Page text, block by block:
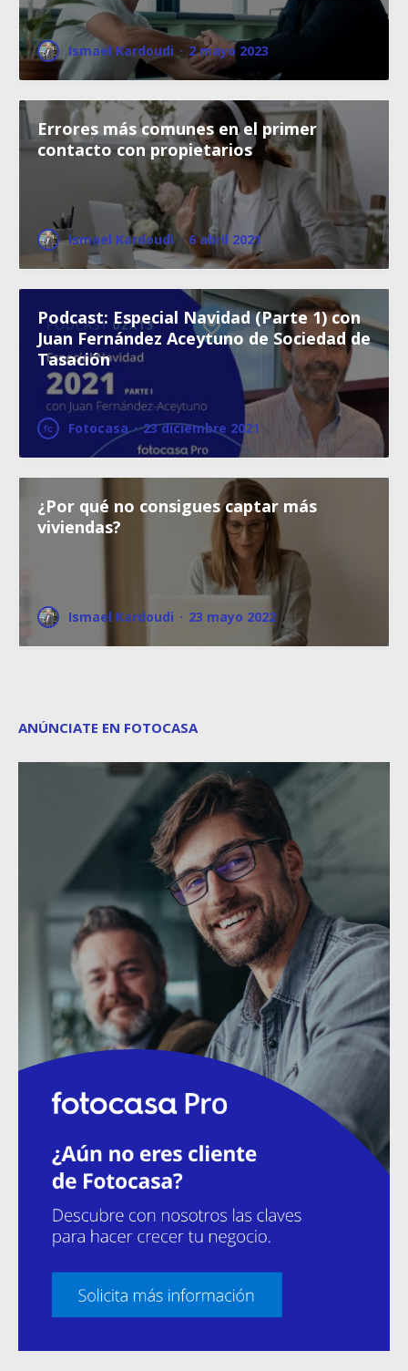
Ismael Kardoudi · 2 mayo 2023
Errores más comunes en el primer
contacto con propietarios
Ismael Kardoudi · 6 abril 2021
Podcast: Especial Navidad (Parte 1) con
Juan Fernández Aceytuno de Sociedad de
Tasación
Fotocasa · 23 diciembre 2021
¿Por qué no consigues captar más
viviendas?
Ismael Kardoudi · 23 mayo 2022
ANÚNCIATE EN FOTOCASA